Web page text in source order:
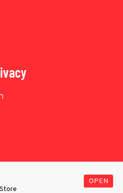
reserved. No text and
Store
OPEN